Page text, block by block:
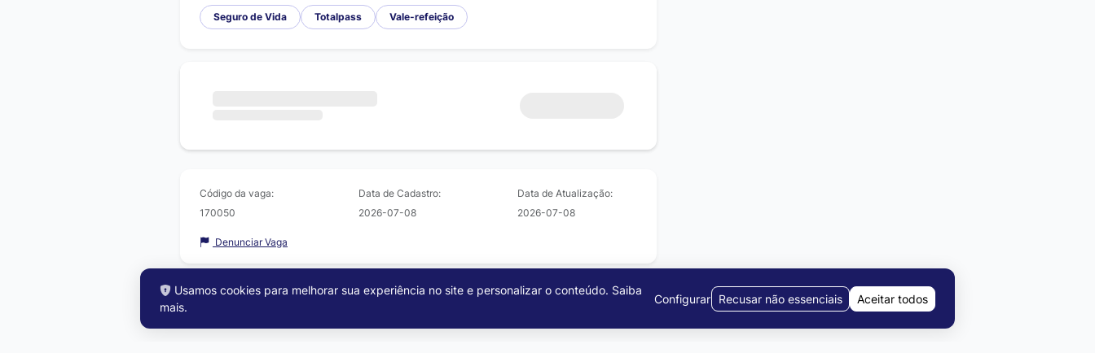
Seguro de Vida Totalpass Vale-refeição
Código da vaga:
170050
Data de Cadastro:
2026-07-08
Data de Atualização:
2026-07-08
Denunciar Vaga
Usamos cookies para melhorar sua experiência no site e personalizar o conteúdo. Saiba
mais.
Configurar Recusar não essenciais Aceitar todos